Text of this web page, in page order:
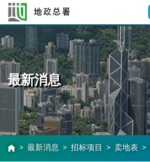
最新消息
最新消息 招标项目 卖地表